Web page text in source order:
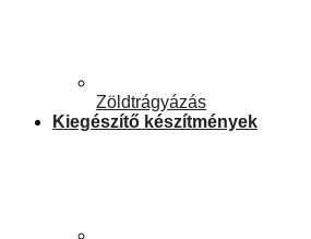
Zöldtrágyázás
Kiegészítő készítmények